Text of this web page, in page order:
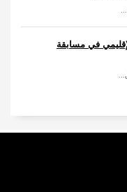
في مسابقة